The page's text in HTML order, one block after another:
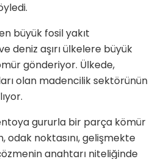
büyük fosil yakıt
deniz aşırı ülkelere büyük
gönderiyor. Ülkede,
olan madencilik sektörünün
gururla bir parça kömür
odak noktasını, gelişmekte
anahtarı niteliğinde